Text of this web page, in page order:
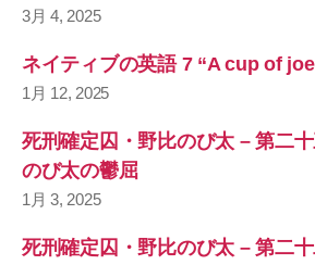
3月 4, 2025
ネイティブの英語 7 “A cup of
1月 12, 2025
死刑確定囚・野比のび太 – 第二
のび太の鬱屈
1月 3, 2025
死刑確定囚・野比のび太 – 第二